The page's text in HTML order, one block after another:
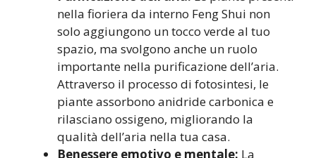
nella fioriera da interno Feng Shui non
solo aggiungono un tocco verde al tuo
spazio, ma svolgono anche un ruolo
importante nella purificazione dell’aria.
Attraverso il processo di fotosintesi, le
piante assorbono anidride carbonica e
rilasciano ossigeno, migliorando la
qualità dell’aria nella tua casa.
Benessere emotivo e mentale: La